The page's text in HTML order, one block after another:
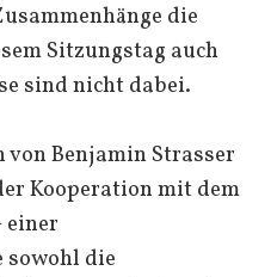
die
Sitzungstag auch
sind nicht dabei.
von Benjamin Strasser
Kooperation mit dem
einer
die